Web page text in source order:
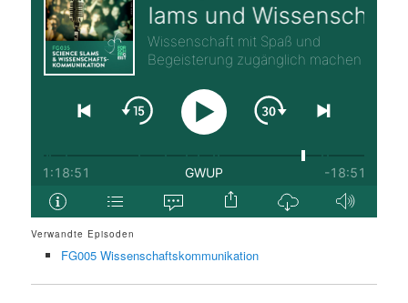
Verwandte Episoden
FG005 Wissenschaftskommunikation